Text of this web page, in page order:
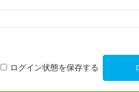
ログイン状態を保存する